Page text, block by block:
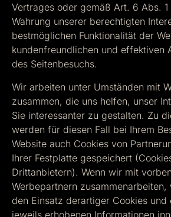
Vertrages oder gemäß Art. 6 Abs.
Wahrung unserer berechtigten
bestmöglichen Funktionalität der
kundenfreundlichen und effektiven
des Seitenbesuchs.
Wir arbeiten unter Umständen mit
zusammen, die uns helfen, unser
Sie interessanter zu gestalten. Zu
werden für diesen Fall bei Ihrem
Website auch Cookies von
Ihrer Festplatte gespeichert
Drittanbietern). Wenn wir mit
Werbepartnern
den Einsatz derartiger Cookies
jeweils erhobenen Informationen